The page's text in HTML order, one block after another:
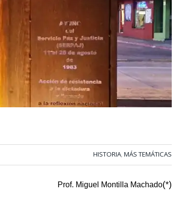
HISTORIA, MÁS TEMÁTICAS
Prof. Miguel Montilla Machado(*)